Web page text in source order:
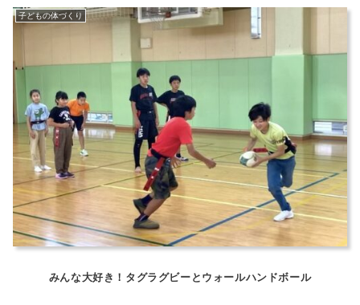
子どもの体づくり
みんな大好き！タグラグビーとウォールハンドボール